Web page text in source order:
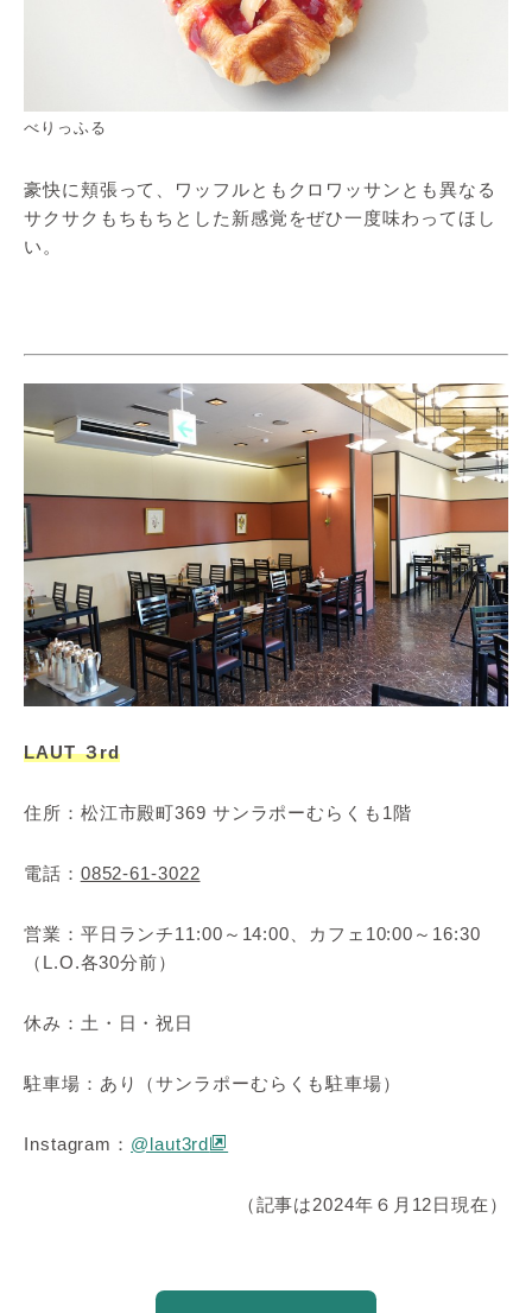
べりっふる
豪快に頬張って、ワッフルともクロワッサンとも異なる
サクサクもちもちとした新感覚をぜひ一度味わってほし
い。
LAUT ３rd
住所：松江市殿町369 サンラポーむらくも1階
電話： 0852-61-3022
営業：平日ランチ11:00～14:00、カフェ10:00～16:30
（L.O.各30分前）
休み：土・日・祝日
駐車場：あり（サンラポーむらくも駐車場）
Instagram： @laut3rd
（記事は2024年６月12日現在）